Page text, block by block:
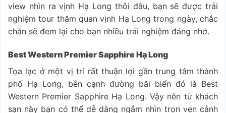
view nhìn ra vịnh Hạ Long thôi đâu, bạn sẽ được trải
nghiệm tour thăm quan vịnh Hạ Long trong ngày, chắc
chắn sẽ đem lại cho bạn nhiều trải nghiệm đáng nhớ.
Best Western Premier Sapphire Hạ Long
Tọa lạc ở một vị trí rất thuận lợi gần trung tâm thành
phố Hạ Long, bên cạnh đường bãi biển đó là Best
Western Premier Sapphire Hạ Long. Vậy nên từ khách
sạn này bạn có thể dễ dàng ngắm nhìn trọn vẹn cảnh